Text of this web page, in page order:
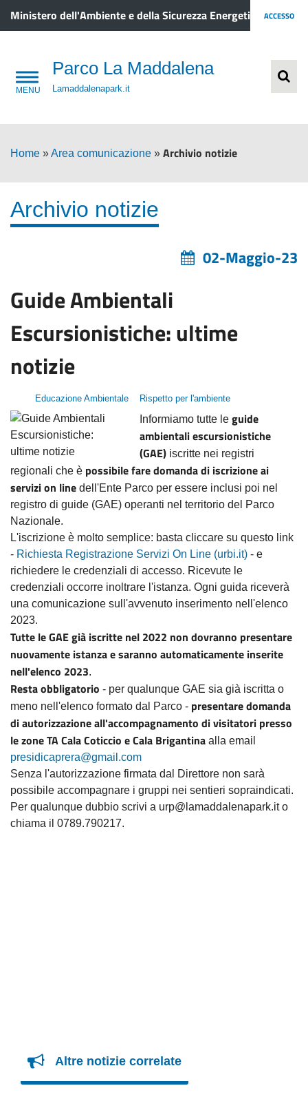
Ministero dell'Ambiente e della Sicurezza Energetica ACCESSO
Parco La Maddalena
Lamaddalenapark.it
Home »Area comunicazione » Archivio notizie
Archivio notizie
02-Maggio-23
Guide Ambientali
Escursionistiche: ultime
notizie
Educazione Ambientale Rispetto per l'ambiente
Informiamo tutte leguide
ambientali escursionistiche
(GAE) iscritte nei registri
regionali che è possibile fare domanda di iscrizione ai
servizi on line dell'Ente Parco per essere inclusi poi nel
registro di guide (GAE) operanti nel territorio del Parco
Nazionale.
L'iscrizione è molto semplice: basta cliccare su questo link
- Richiesta Registrazione Servizi On Line (urbi.it) - e
richiedere le credenziali di accesso. Ricevute le
credenziali occorre inoltrare l'istanza. Ogni guida riceverà
una comunicazione sull'avvenuto inserimento nell'elenco
2023.
Tutte le GAE già iscritte nel 2022 non dovranno presentare
nuovamente istanza e saranno automaticamente inserite
nell'elenco 2023.
Resta obbligatorio - per qualunque GAE sia già iscritta o
meno nell'elenco formato dal Parco - presentare domanda
di autorizzazione all'accompagnamento di visitatori presso
le zone TA Cala Coticcio e Cala Brigantina alla email
presidicaprera@gmail.com
Senza l'autorizzazione firmata dal Direttore non sarà
possibile accompagnare i gruppi nei sentieri sopraindicati.
Per qualunque dubbio scrivi a urp@lamaddalenapark.it o
chiama il 0789.790217.
Altre notizie correlate